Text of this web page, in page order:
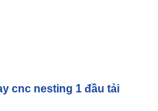
cnc nesting 1 đầu tải